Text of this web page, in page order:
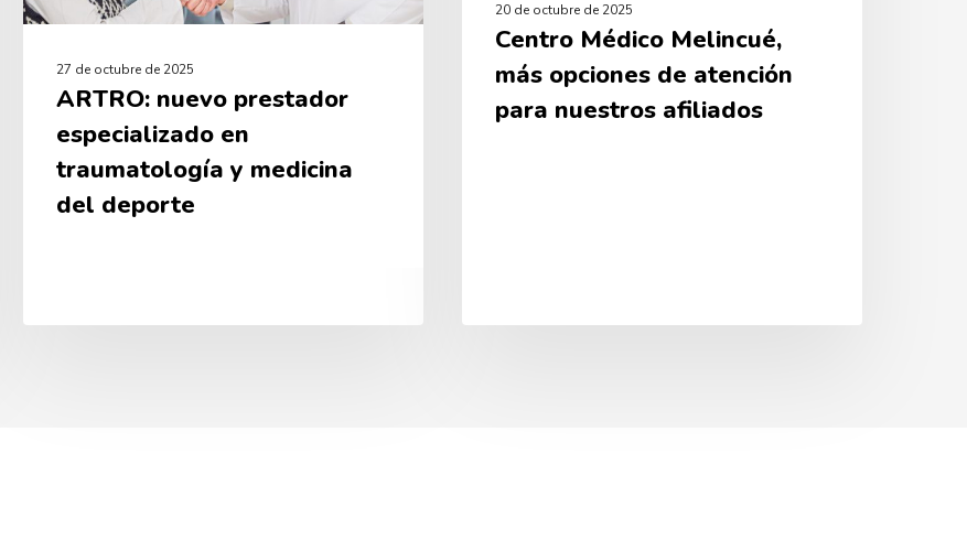
27 de octubre de 2025
ARTRO: nuevo prestador
especializado en
traumatología y medicina
del deporte
20 de octubre de 2025
Centro Médico Melincué,
más opciones de atención
para nuestros afiliados